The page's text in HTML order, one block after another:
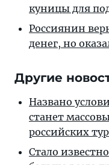
куницы для
Россиянин
денег, но
Другие
Названо
станет
российских
Стало